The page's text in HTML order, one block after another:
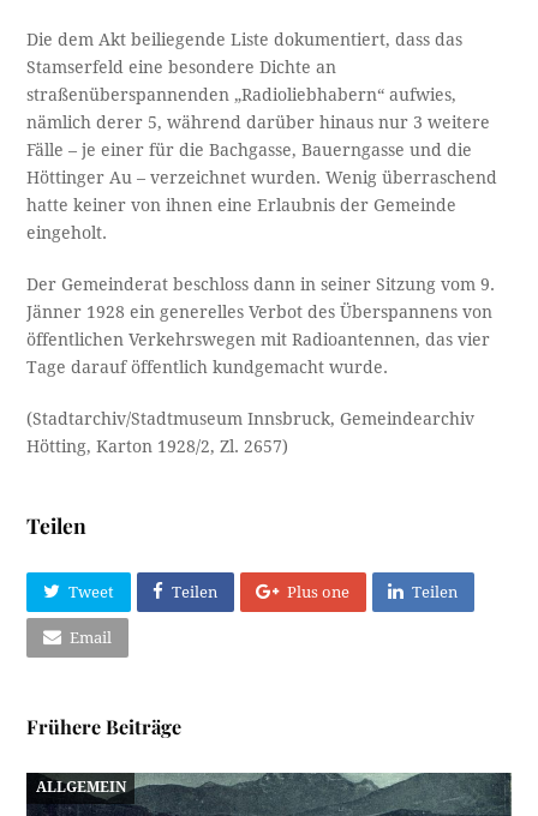
Die dem Akt beiliegende Liste dokumentiert, dass das
Stamserfeld eine besondere Dichte an
straßenüberspannenden „Radioliebhabern“ aufwies,
nämlich derer 5, während darüber hinaus nur 3 weitere
Fälle – je einer für die Bachgasse, Bauerngasse und die
Höttinger Au – verzeichnet wurden. Wenig überraschend
hatte keiner von ihnen eine Erlaubnis der Gemeinde
eingeholt.
Der Gemeinderat beschloss dann in seiner Sitzung vom 9.
Jänner 1928 ein generelles Verbot des Überspannens von
öffentlichen Verkehrswegen mit Radioantennen, das vier
Tage darauf öffentlich kundgemacht wurde.
(Stadtarchiv/Stadtmuseum Innsbruck, Gemeindearchiv
Hötting, Karton 1928/2, Zl. 2657)
Teilen
Tweet Teilen Plus one Teilen
Email
Frühere Beiträge
ALLGEMEIN